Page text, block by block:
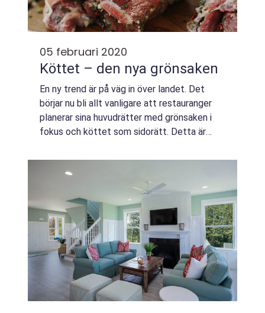
05 februari 2020
Köttet – den nya grönsaken
En ny trend är på väg in över landet. Det
börjar nu bli allt vanligare att restauranger
planerar sina huvudrätter med grönsaken i
fokus och köttet som sidorätt. Detta är